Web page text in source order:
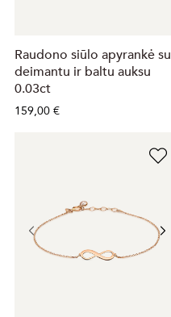
Raudono siūlo apyrankė su
deimantu ir baltu auksu
0.03ct
159,00 €